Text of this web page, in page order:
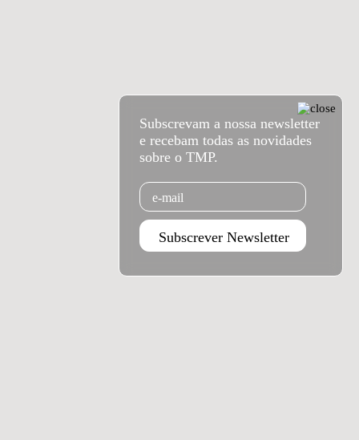
Subscrevam a nossa newsletter
e recebam todas as novidades
sobre o TMP.
Email
Subscrever Newsletter